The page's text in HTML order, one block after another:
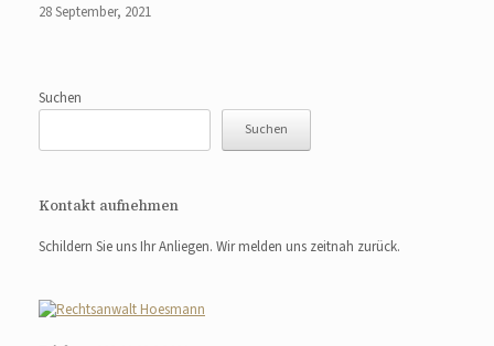
28 September, 2021
Suchen
Suchen
Kontakt aufnehmen
Schildern Sie uns Ihr Anliegen. Wir melden uns zeitnah zurück.